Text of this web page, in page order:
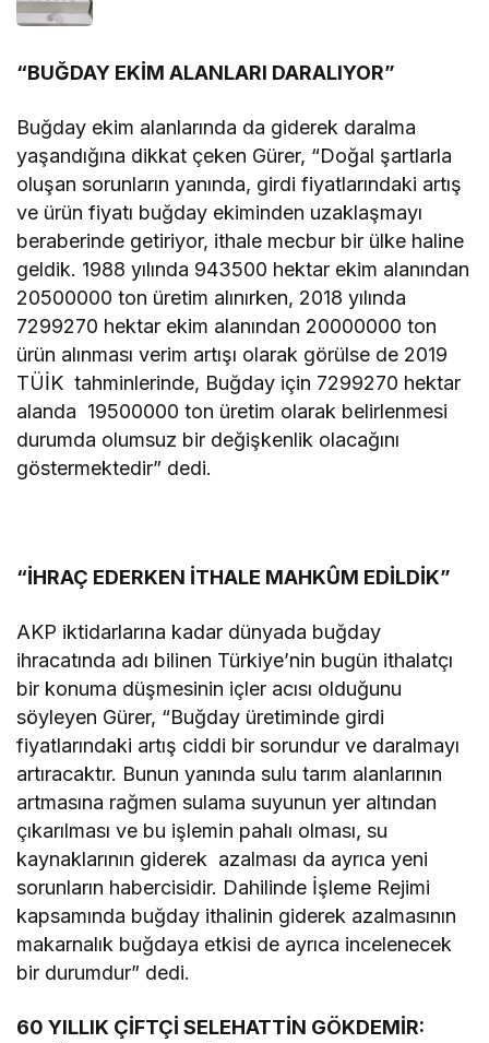
“BUĞDAY EKİM ALANLARI DARALIYOR”
Buğday ekim alanlarında da giderek daralma
yaşandığına dikkat çeken Gürer, “Doğal şartlarla
oluşan sorunların yanında, girdi fiyatlarındaki artış
ve ürün fiyatı buğday ekiminden uzaklaşmayı
beraberinde getiriyor, ithale mecbur bir ülke haline
geldik. 1988 yılında 943500 hektar ekim alanından
20500000 ton üretim alınırken, 2018 yılında
7299270 hektar ekim alanından 20000000 ton
ürün alınması verim artışı olarak görülse de 2019
TÜİK tahminlerinde, Buğday için 7299270 hektar
alanda 19500000 ton üretim olarak belirlenmesi
durumda olumsuz bir değişkenlik olacağını
göstermektedir” dedi.
“İHRAÇ EDERKEN İTHALE MAHKÛM EDİLDİK”
AKP iktidarlarına kadar dünyada buğday
ihracatında adı bilinen Türkiye’nin bugün ithalatçı
bir konuma düşmesinin içler acısı olduğunu
söyleyen Gürer, “Buğday üretiminde girdi
fiyatlarındaki artış ciddi bir sorundur ve daralmayı
artıracaktır. Bunun yanında sulu tarım alanlarının
artmasına rağmen sulama suyunun yer altından
çıkarılması ve bu işlemin pahalı olması, su
kaynaklarının giderek azalması da ayrıca yeni
sorunların habercisidir. Dahilinde İşleme Rejimi
kapsamında buğday ithalinin giderek azalmasının
makarnalık buğdaya etkisi de ayrıca incelenecek
bir durumdur” dedi.
60 YILLIK ÇİFTÇİ SELEHATTİN GÖKDEMİR: